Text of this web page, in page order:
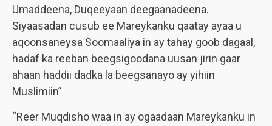
Umaddeena, Duqeeyaan deegaanadeena.
Siyaasadan cusub ee Mareykanku qaatay ayaa u
aqoonsaneysa Soomaaliya in ay tahay goob dagaal,
hadaf ka reeban beegsigoodana uusan jirin gaar
ahaan haddii dadka la beegsanayo ay yihiin
Muslimiin”
“Reer Muqdisho waa in ay ogaadaan Mareykanku in